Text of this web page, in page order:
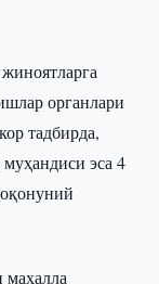
органлари
тадбирда,
эса 4